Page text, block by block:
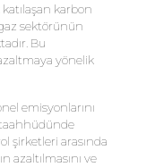
karbon
sektörünün
Bu
yönelik
emisyonlarını
taahhüdünde
şirketleri arasında
azaltılmasını ve